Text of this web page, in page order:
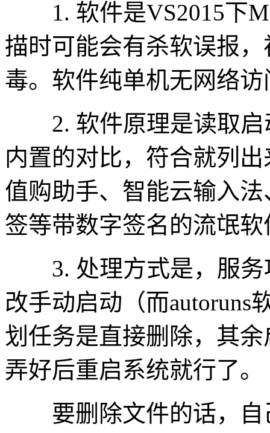
1. 软件是VS2015下
描时可能会有杀软误报
毒。软件纯单机无网络
2. 软件原理是读取启
内置的对比，符合就列
值购助手、智能云输入法
签等带数字签名的流氓
3. 处理方式是，服务
改手动启动（而autoruns
划任务是直接删除，其
弄好后重启系统就行了。
要删除文件的话，自